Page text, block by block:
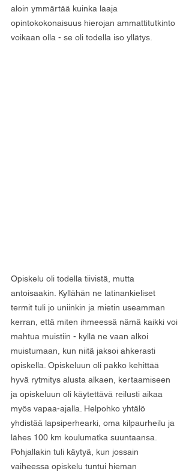
aloin ymmärtää kuinka laaja
opintokokonaisuus hierojan ammattitutkinto
voikaan olla - se oli todella iso yllätys.
Opiskelu oli todella tiivistä, mutta
antoisaakin. Kyllähän ne latinankieliset
termit tuli jo uniinkin ja mietin useamman
kerran, että miten ihmeessä nämä kaikki voi
mahtua muistiin - kyllä ne vaan alkoi
muistumaan, kun niitä jaksoi ahkerasti
opiskella. Opiskeluun oli pakko kehittää
hyvä rytmitys alusta alkaen, kertaamiseen
ja opiskeluun oli käytettävä reilusti aikaa
myös vapaa-ajalla. Helpohko yhtälö
yhdistää lapsiperhearki, oma kilpaurheilu ja
lähes 100 km koulumatka suuntaansa.
Pohjallakin tuli käytyä, kun jossain
vaiheessa opiskelu tuntui hieman